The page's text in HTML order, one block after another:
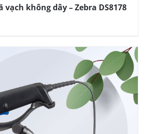
vạch không dây – Zebra DS8178